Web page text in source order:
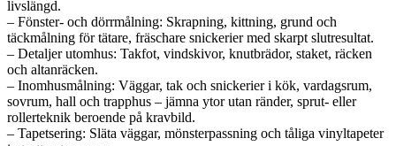
livslängd.
– Fönster- och dörrmålning: Skrapning, kittning, grund och
täckmålning för tätare, fräschare snickerier med skarpt slutresultat.
– Detaljer utomhus: Takfot, vindskivor, knutbrädor, staket, räcken
och altanräcken.
– Inomhusmålning: Väggar, tak och snickerier i kök, vardagsrum,
sovrum, hall och trapphus – jämna ytor utan ränder, sprut- eller
rollerteknik beroende på kravbild.
– Tapetsering: Släta väggar, mönsterpassning och tåliga vinyltapeter